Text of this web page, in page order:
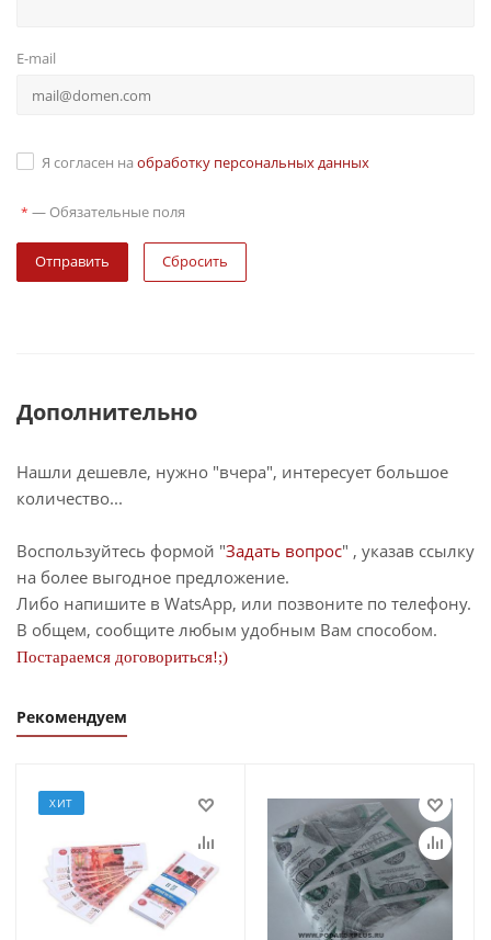
E-mail
Я согласен на обработку персональных данных
* — Обязательные поля
Сбросить
Дополнительно
Нашли дешевле, нужно "вчера", интересует большое
количество...
Воспользуйтесь формой "Задать вопрос" , указав ссылку
на более выгодное предложение.
Либо напишите в WatsApp, или позвоните по телефону.
В общем, сообщите любым удобным Вам способом.
Постараемся договориться!;)
Рекомендуем
ХИТ